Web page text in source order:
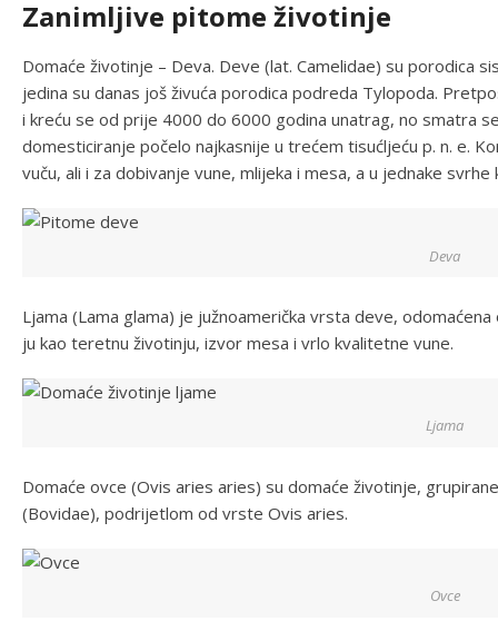
Zanimljive pitome životinje
Domaće životinje – Deva. Deve (lat. Camelidae) su porodica
jedina su danas još živuća porodica podreda Tylopoda.
i kreću se od prije 4000 do 6000 godina unatrag, no smatra
domesticiranje počelo najkasnije u trećem tisućljeću p. n. e.
vuču, ali i za dobivanje vune, mlijeka i mesa, a u jednake
Deva
Ljama (Lama glama) je južnoamerička vrsta deve,
ju kao teretnu životinju, izvor mesa i vrlo kvalitetne vune.
Ljama
Domaće ovce (Ovis aries aries) su domaće životinje,
(Bovidae), podrijetlom od vrste Ovis aries.
Ovce